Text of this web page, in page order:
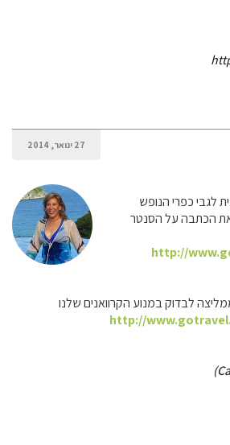
27 ינואר, 2014
לגבי כפרי הנופש
הכתבה על הסנטר
http://
לבדוק במנוע הקרוואנים שלנו
http://